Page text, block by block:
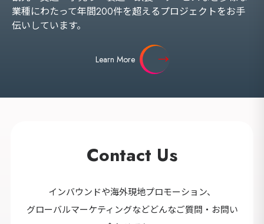
業種にわたって年間200件を超えるプロジェクトをお手
伝いしています。
Learn More
Contact Us
インバウンドや海外現地プロモーション、
グローバルマーケティングなどどんなご質問・お問い